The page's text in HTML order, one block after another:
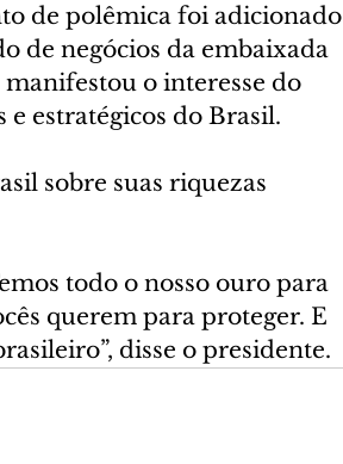
de polêmica foi adicionado
de negócios da embaixada
o interesse do
estratégicos do Brasil.
sobre suas riquezas
todo o nosso ouro para
querem para proteger. E
disse o presidente.